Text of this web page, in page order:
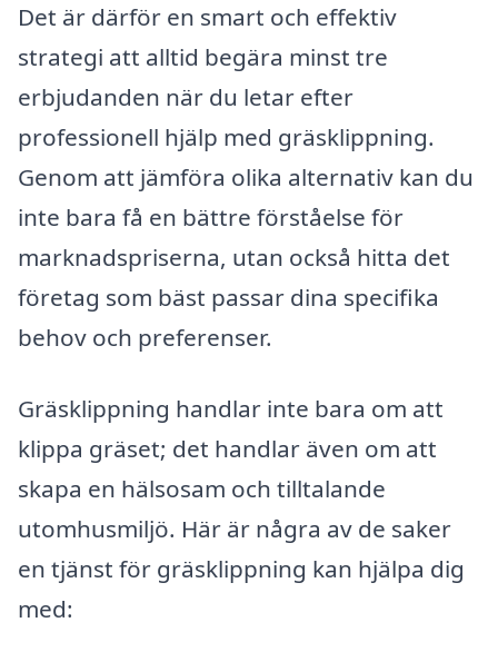
Det är därför en smart och effektiv
strategi att alltid begära minst tre
erbjudanden när du letar efter
professionell hjälp med gräsklippning.
Genom att jämföra olika alternativ kan du
inte bara få en bättre förståelse för
marknadspriserna, utan också hitta det
företag som bäst passar dina specifika
behov och preferenser.
Gräsklippning handlar inte bara om att
klippa gräset; det handlar även om att
skapa en hälsosam och tilltalande
utomhusmiljö. Här är några av de saker
en tjänst för gräsklippning kan hjälpa dig
med: